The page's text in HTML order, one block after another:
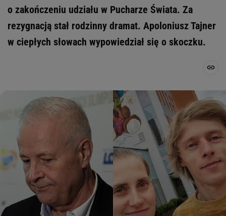
o zakończeniu udziału w Pucharze Świata. Za
rezygnacją stał rodzinny dramat. Apoloniusz Tajner
w ciepłych słowach wypowiedział się o skoczku.